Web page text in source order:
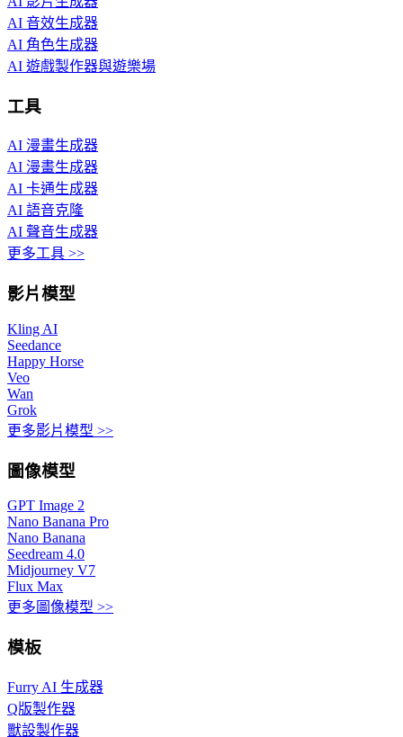
AI 音效生成器
AI 角色生成器
AI 遊戲製作器與遊樂場
工具
AI 漫畫生成器
AI 漫畫生成器
AI 卡通生成器
AI 語音克隆
AI 聲音生成器
更多工具 >>
影片模型
Kling AI
Seedance
Happy Horse
Veo
Wan
Grok
更多影片模型 >>
圖像模型
GPT Image 2
Nano Banana Pro
Nano Banana
Seedream 4.0
Midjourney V7
Flux Max
更多圖像模型 >>
模板
Furry AI 生成器
Q版製作器
獸設製作器